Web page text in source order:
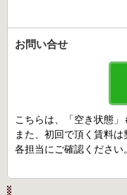
お問い合せ
こちらは、「空き状態」
また、初回で頂く賃料
各担当にご確認ください。